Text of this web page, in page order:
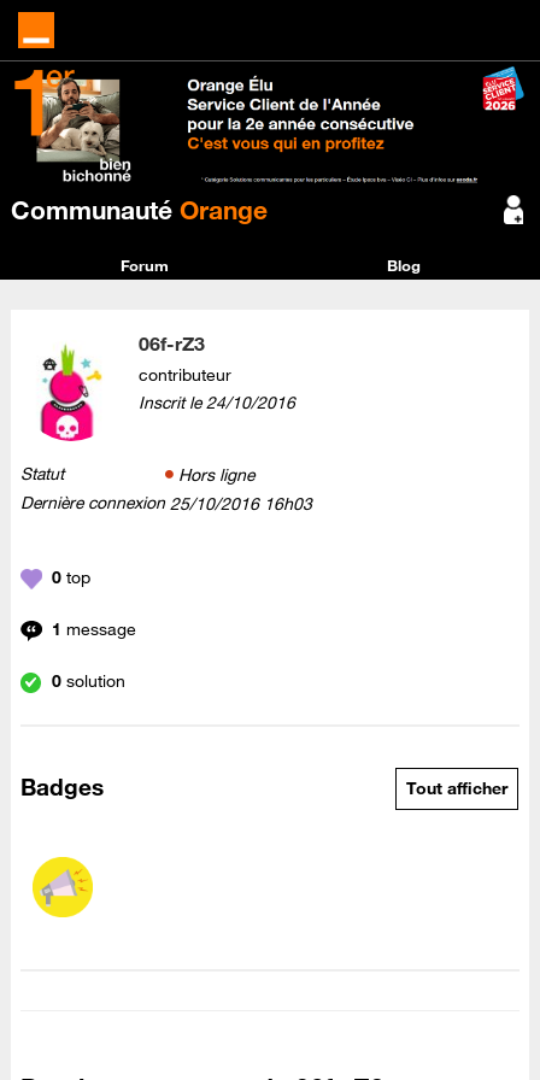
Communauté Orange
Forum Blog
06f-rZ3
contributeur
Inscrit le‎24/10/2016
Statut
Hors ligne
Dernière connexion ‎25/10/2016 16h03
0 top
1 message
0 solution
Badges Tout afficher